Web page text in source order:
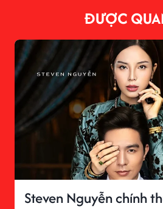
ĐƯỢC
Steven Nguyễn chính